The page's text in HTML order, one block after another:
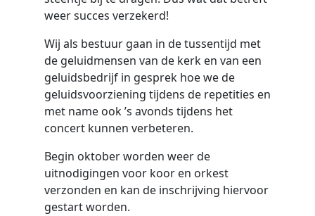
weer succes verzekerd!
Wij als bestuur gaan in de tussentijd met
de geluidmensen van de kerk en van een
geluidsbedrijf in gesprek hoe we de
geluidsvoorziening tijdens de repetities en
met name ook ’s avonds tijdens het
concert kunnen verbeteren.
Begin oktober worden weer de
uitnodigingen voor koor en orkest
verzonden en kan de inschrijving hiervoor
gestart worden.